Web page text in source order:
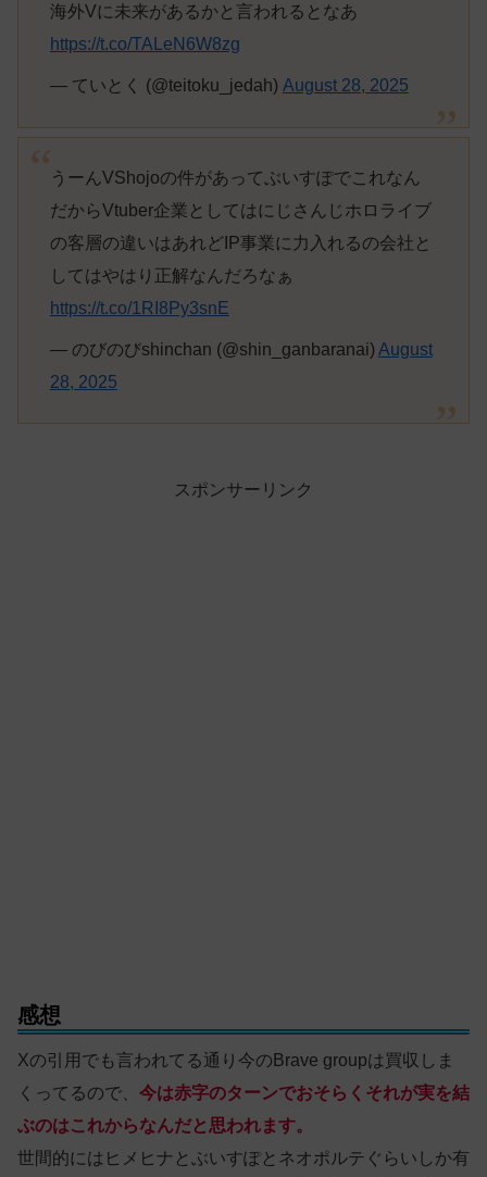
海外Vに未来があるかと言われるとなあ
https://t.co/TALeN6W8zg
— ていとく (@teitoku_jedah) August 28, 2025
うーんVShojoの件があってぶいすぽでこれなん
だからVtuber企業としてはにじさんじホロライブ
の客層の違いはあれどIP事業に力入れるの会社と
してはやはり正解なんだろなぁ
https://t.co/1RI8Py3snE
— のびのびshinchan (@shin_ganbaranai) August
28, 2025
スポンサーリンク
感想
Xの引用でも言われてる通り今のBrave groupは買収しま
くってるので、 今は赤字のターンでおそらくそれが実を結
ぶのはこれからなんだと思われます。
世間的にはヒメヒナとぶいすぽとネオポルテぐらいしか有